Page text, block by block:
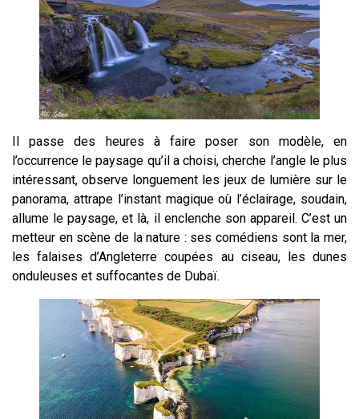
Il passe des heures à faire poser son modèle, en
l’occurrence le paysage qu’il a choisi, cherche l’angle le plus
intéressant, observe longuement les jeux de lumière sur le
panorama, attrape l’instant magique où l’éclairage, soudain,
allume le paysage, et là, il enclenche son appareil. C’est un
metteur en scène de la nature : ses comédiens sont la mer,
les falaises d’Angleterre coupées au ciseau, les dunes
onduleuses et suffocantes de Dubaï.